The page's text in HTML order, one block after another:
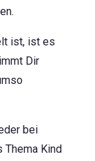
ist, ist es
Dir
bei
Thema Kind